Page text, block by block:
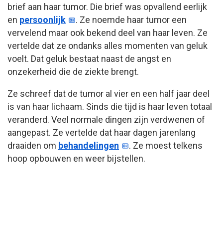
brief aan haar tumor. Die brief was opvallend eerlijk
en persoonlijk
. Ze noemde haar tumor een
vervelend maar ook bekend deel van haar leven. Ze
vertelde dat ze ondanks alles momenten van geluk
voelt. Dat geluk bestaat naast de angst en
onzekerheid die de ziekte brengt.
Ze schreef dat de tumor al vier en een half jaar deel
is van haar lichaam. Sinds die tijd is haar leven totaal
veranderd. Veel normale dingen zijn verdwenen of
aangepast. Ze vertelde dat haar dagen jarenlang
draaiden om behandelingen
. Ze moest telkens
hoop opbouwen en weer bijstellen.